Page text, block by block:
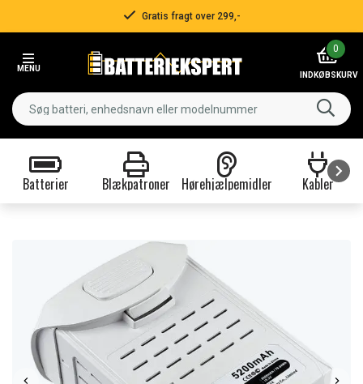
Gratis fragt over 299,-
MENU
0
INDKØBSKURV
Batterier Blækpatroner Hørehjælpemidler Kabler